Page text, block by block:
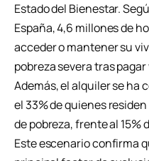
Estado del Bienestar.
España, 4,6 millones de
acceder o mantener su
pobreza severa tras
Además, el alquiler se
el 33% de quienes
de pobreza, frente al 15%
Este escenario confirma